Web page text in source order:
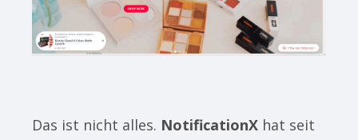
Das ist nicht alles. NotificationX hat seit